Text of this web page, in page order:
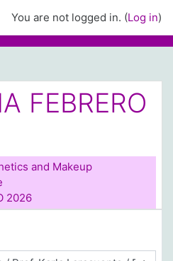
You are not logged in. (Log in)
FEBRERO
and Makeup
2026